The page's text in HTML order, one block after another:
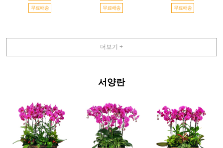
무료배송 무료배송 무료배송
더보기 +
서양란